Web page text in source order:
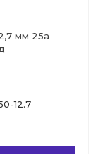
мм 25а
12.7